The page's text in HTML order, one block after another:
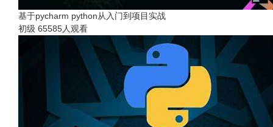
基于pycharm python从入门到项目实战
初级 65585人观看